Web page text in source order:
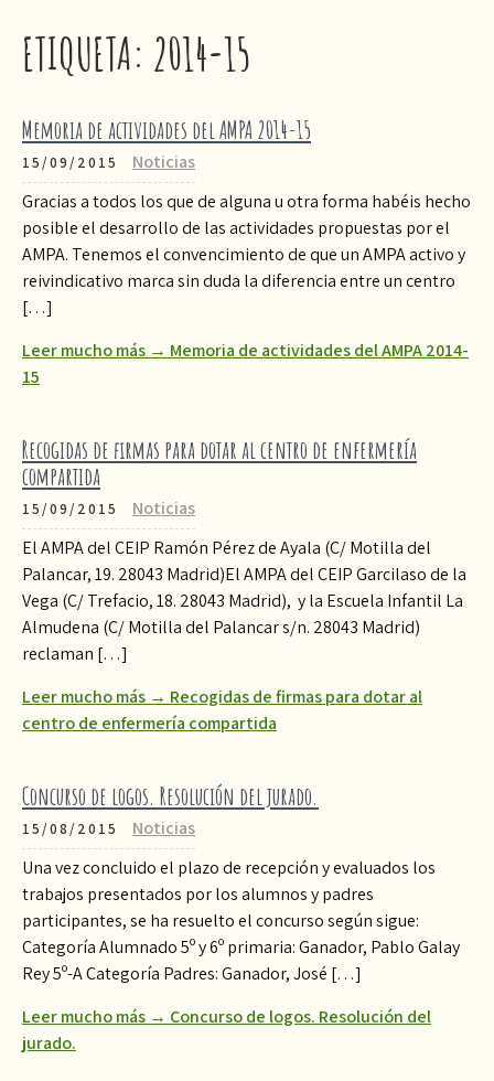
ETIQUETA: 2014-15
Memoria de actividades del AMPA 2014-15
15/09/2015
Noticias
Gracias a todos los que de alguna u otra forma habéis hecho
posible el desarrollo de las actividades propuestas por el
AMPA. Tenemos el convencimiento de que un AMPA activo y
reivindicativo marca sin duda la diferencia entre un centro
[…]
Leer mucho más → Memoria de actividades del AMPA 2014-
15
Recogidas de firmas para dotar al centro de enfermería
compartida
15/09/2015
Noticias
El AMPA del CEIP Ramón Pérez de Ayala (C/ Motilla del
Palancar, 19. 28043 Madrid)El AMPA del CEIP Garcilaso de la
Vega (C/ Trefacio, 18. 28043 Madrid), y la Escuela Infantil La
Almudena (C/ Motilla del Palancar s/n. 28043 Madrid)
reclaman […]
Leer mucho más → Recogidas de firmas para dotar al
centro de enfermería compartida
Concurso de logos. Resolución del jurado.
15/08/2015
Noticias
Una vez concluido el plazo de recepción y evaluados los
trabajos presentados por los alumnos y padres
participantes, se ha resuelto el concurso según sigue:
Categoría Alumnado 5º y 6º primaria: Ganador, Pablo Galay
Rey 5º-A Categoría Padres: Ganador, José […]
Leer mucho más → Concurso de logos. Resolución del
jurado.